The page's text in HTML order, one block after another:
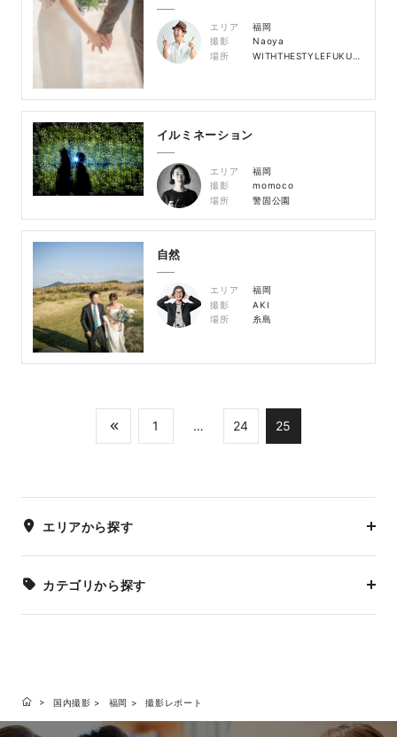
エリア
福岡
撮影
Naoya
場所
WITHTHESTYLEFUKUOKA
イルミネーション
エリア
福岡
撮影
momoco
場所
警固公園
自然
エリア
福岡
撮影
AKI
場所
糸島
1 … 24 25
エリアから探す
カテゴリから探す
国内撮影 福岡 撮影レポート